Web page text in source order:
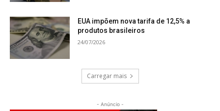
EUA impõem nova tarifa de 12,5% a
produtos brasileiros
24/07/2026
Carregar mais
- Anúncio -